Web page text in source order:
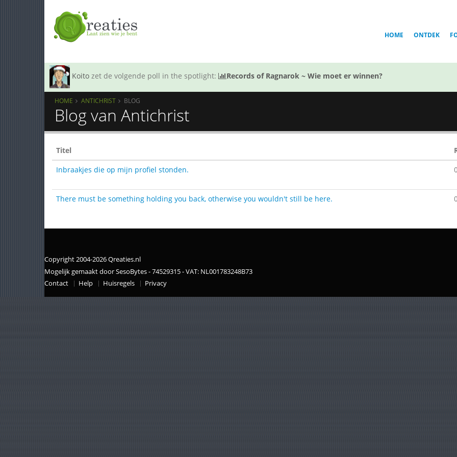
HOME ONTDEK
Koito zet de volgende poll in the spotlight: Records of Ragnarok ~ Wie moet er winnen?
HOME ANTICHRIST BLOG
Blog van Antichrist
Titel
Inbraakjes die op mijn profiel stonden.
There must be something holding you back, otherwise you wouldn't still be here.
Copyright 2004-2026 Qreaties.nl
Mogelijk gemaakt door SesoBytes - 74529315 - VAT: NL001783248B73
Contact
Help Huisregels Privacy